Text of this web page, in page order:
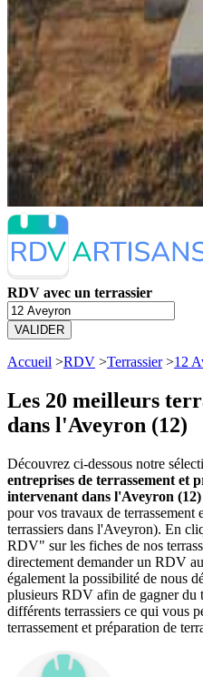
RDV avec un terrassier
VALIDER
Accueil >RDV >Terrassier>12
Les 20 meilleurs
dans l'Aveyron (12)
Découvrez ci-dessous notre
entreprises de terrassement et
intervenant dans l'Aveyron (12)
pour vos travaux de terrassement
terrassiers dans l'Aveyron). En
RDV" sur les fiches de nos
directement demander un RDV
également la possibilité de nous
plusieurs RDV afin de gagner du
différents terrassiers ce qui vous
terrassement et préparation de